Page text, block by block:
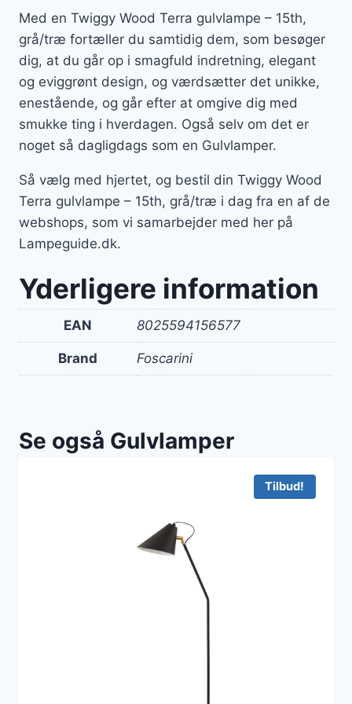
Med en Twiggy Wood Terra gulvlampe – 15th,
grå/træ fortæller du samtidig dem, som besøger
dig, at du går op i smagfuld indretning, elegant
og eviggrønt design, og værdsætter det unikke,
enestående, og går efter at omgive dig med
smukke ting i hverdagen. Også selv om det er
noget så dagligdags som en Gulvlamper.
Så vælg med hjertet, og bestil din Twiggy Wood
Terra gulvlampe – 15th, grå/træ i dag fra en af de
webshops, som vi samarbejder med her på
Lampeguide.dk.
Yderligere information
EAN 8025594156577
Brand Foscarini
Se også Gulvlamper
Tilbud!